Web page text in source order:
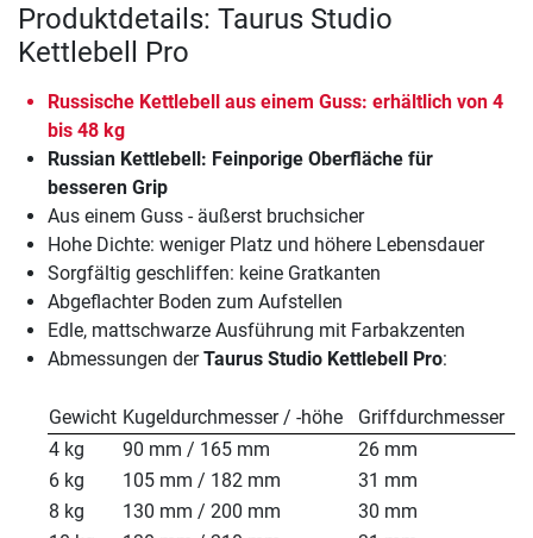
Produktdetails: Taurus Studio
Kettlebell Pro
Russische Kettlebell aus einem Guss: erhältlich von 4
bis 48 kg
Russian Kettlebell: Feinporige Oberfläche für
besseren Grip
Aus einem Guss - äußerst bruchsicher
Hohe Dichte: weniger Platz und höhere Lebensdauer
Sorgfältig geschliffen: keine Gratkanten
Abgeflachter Boden zum Aufstellen
Edle, mattschwarze Ausführung mit Farbakzenten
Abmessungen derTaurus Studio Kettlebell Pro:
Gewicht Kugeldurchmesser / -höhe
Griffdurchmesser
4 kg
90 mm / 165 mm
26 mm
6 kg
105 mm / 182 mm
31 mm
8 kg
130 mm / 200 mm
30 mm